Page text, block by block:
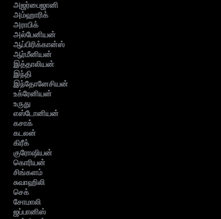
அஜர்பைஜானி
அம்ஹாரிக்
அராபிக்
அல்பேனியன்
ஆப்பிரிக்கான்ஸ்
ஆர்மீனியன்
இத்தாலியன்
இந்தி
இந்தோனேசியன்
உக்ரேனியன்
உருது
எஸ்டோனியன்
கசாக்
கடலன்
கிரீக்
குரோஷியன்
கொரியன்
சிங்களம்
சுவாஹிலி
செக்
சோமாலி
ஜப்பானிஸ்